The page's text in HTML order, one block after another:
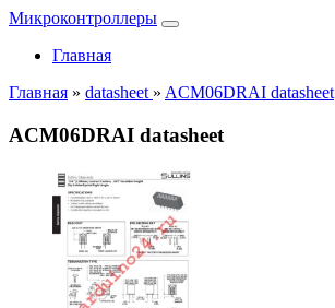
Микроконтроллеры
Главная
Главная » datasheet » ACM06DRAI datasheet
ACM06DRAI datasheet